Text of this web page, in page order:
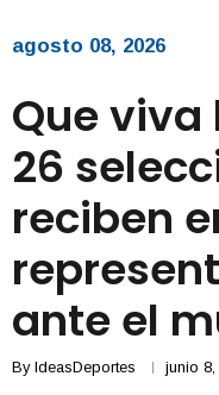
agosto 08, 2026
Que viva
26
reciben
ante el
By IdeasDeportes junio 8,